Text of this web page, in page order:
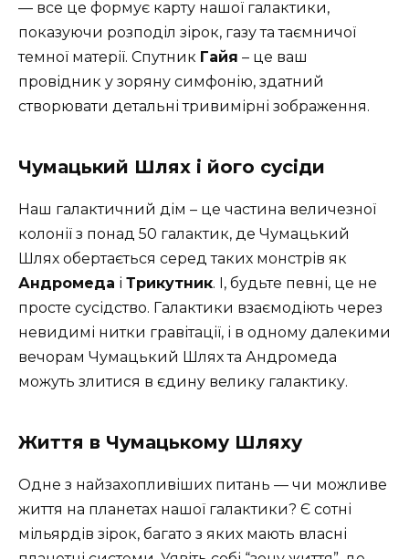
— все це формує карту нашої галактики,
показуючи розподіл зірок, газу та таємничої
темної матерії. Спутник Гайя – це ваш
провідник у зоряну симфонію, здатний
створювати детальні тривимірні зображення.
Чумацький Шлях і його сусіди
Наш галактичний дім – це частина величезної
колонії з понад 50 галактик, де Чумацький
Шлях обертається серед таких монстрів як
Андромеда і Трикутник. І, будьте певні, це не
просте сусідство. Галактики взаємодіють через
невидимі нитки гравітації, і в одному далекими
вечорам Чумацький Шлях та Андромеда
можуть злитися в єдину велику галактику.
Життя в Чумацькому Шляху
Одне з найзахопливіших питань — чи можливе
життя на планетах нашої галактики? Є сотні
мільярдів зірок, багато з яких мають власні